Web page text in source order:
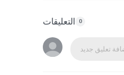
التعليقات 0
تعليق جديد